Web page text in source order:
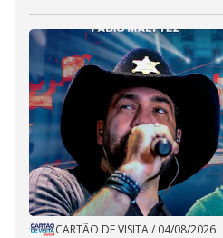
CARTÃO DE VISITA/ 04/08/2026